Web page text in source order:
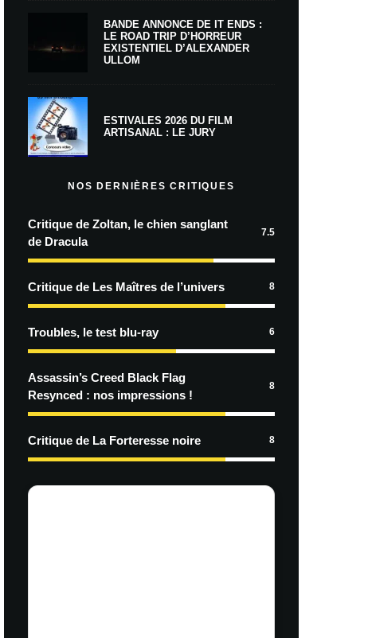
BANDE ANNONCE DE IT ENDS :
LE ROAD TRIP D’HORREUR
EXISTENTIEL D’ALEXANDER
ULLOM
ESTIVALES 2026 DU FILM
ARTISANAL : LE JURY
NOS DERNIÈRES CRITIQUES
Critique de Zoltan, le chien sanglant
de Dracula
7.5
Critique de Les Maîtres de l’univers 8
Troubles, le test blu-ray 6
Assassin’s Creed Black Flag
Resynced : nos impressions !
8
Critique de La Forteresse noire 8